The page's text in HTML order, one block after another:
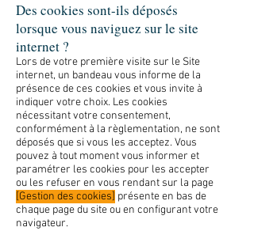
Des cookies sont-ils déposés
lorsque vous naviguez sur le site
internet ?
Lors de votre première visite sur le Site
internet, un bandeau vous informe de la
présence de ces cookies et vous invite à
indiquer votre choix. Les cookies
nécessitant votre consentement,
conformément à la règlementation, ne sont
déposés que si vous les acceptez. Vous
pouvez à tout moment vous informer et
paramétrer les cookies pour les accepter
ou les refuser en vous rendant sur la page
[Gestion des cookies] présente en bas de
chaque page du site ou en configurant votre
navigateur.